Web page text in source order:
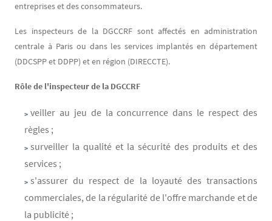
entreprises et des consommateurs.
Les inspecteurs de la DGCCRF sont affectés en administration
centrale à Paris ou dans les services implantés en département
(DDCSPP et DDPP) et en région (DIRECCTE).
Rôle de l'inspecteur de la DGCCRF
veiller au jeu de la concurrence dans le respect des
règles ;
surveiller la qualité et la sécurité des produits et des
services ;
s'assurer du respect de la loyauté des transactions
commerciales, de la régularité de l'offre marchande et de
la publicité ;